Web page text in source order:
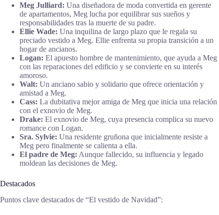
Meg Julliard: Una diseñadora de moda convertida en gerente
de apartamentos, Meg lucha por equilibrar sus sueños y
responsabilidades tras la muerte de su padre.
Ellie Wade: Una inquilina de largo plazo que le regala su
preciado vestido a Meg. Ellie enfrenta su propia transición a un
hogar de ancianos.
Logan: El apuesto hombre de mantenimiento, que ayuda a Meg
con las reparaciones del edificio y se convierte en su interés
amoroso.
Walt: Un anciano sabio y solidario que ofrece orientación y
amistad a Meg.
Cass: La dubitativa mejor amiga de Meg que inicia una relación
con el exnovio de Meg.
Drake: El exnovio de Meg, cuya presencia complica su nuevo
romance con Logan.
Sra. Sylvie: Una residente gruñona que inicialmente resiste a
Meg pero finalmente se calienta a ella.
El padre de Meg: Aunque fallecido, su influencia y legado
moldean las decisiones de Meg.
Destacados
Puntos clave destacados de “El vestido de Navidad”: